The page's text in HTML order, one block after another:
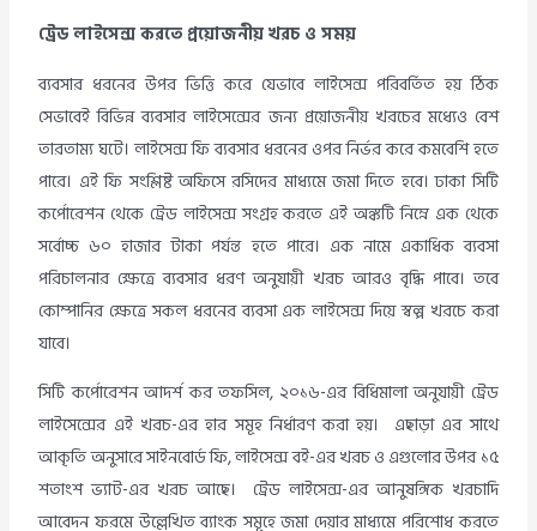
ট্রেড লাইসেন্স করতে প্রয়োজনীয় খরচ ও সময়
ব্যবসার ধরনের উপর ভিত্তি করে যেভাবে লাইসেন্স পরিবর্তিত হয় ঠিক
সেভাবেই বিভিন্ন ব্যবসার লাইসেন্সের জন্য প্রয়োজনীয় খরচের মধ্যেও বেশ
তারতাম্য ঘটে। লাইসেন্স ফি ব্যবসার ধরনের ওপর নির্ভর করে কমবেশি হতে
পারে। এই ফি সংশ্লিষ্ট অফিসে রসিদের মাধ্যমে জমা দিতে হবে। ঢাকা সিটি
কর্পোরেশন থেকে ট্রেড লাইসেন্স সংগ্রহ করতে এই অঙ্কটি নিম্নে এক থেকে
সর্বোচ্চ ৬০ হাজার টাকা পর্যন্ত হতে পারে। এক নামে একাধিক ব্যবসা
পরিচালনার ক্ষেত্রে ব্যবসার ধরণ অনুযায়ী খরচ আরও বৃদ্ধি পাবে। তবে
কোম্পানির ক্ষেত্রে সকল ধরনের ব্যবসা এক লাইসেন্স দিয়ে স্বল্প খরচে করা
যাবে।
সিটি কর্পোরেশন আদর্শ কর তফসিল, ২০১৬-এর বিধিমালা অনুযায়ী ট্রেড
লাইসেন্সের এই খরচ-এর হার সমূহ নির্ধারণ করা হয়। এছাড়া এর সাথে
আকৃতি অনুসারে সাইনবোর্ড ফি, লাইসেন্স বই-এর খরচ ও এগুলোর উপর ১৫
শতাংশ ভ্যাট-এর খরচ আছে। ট্রেড লাইসেন্স-এর আনুষঙ্গিক খরচাদি
আবেদন ফরমে উল্লেখিত ব্যাংক সমূহে জমা দেয়ার মাধ্যমে পরিশোধ করতে